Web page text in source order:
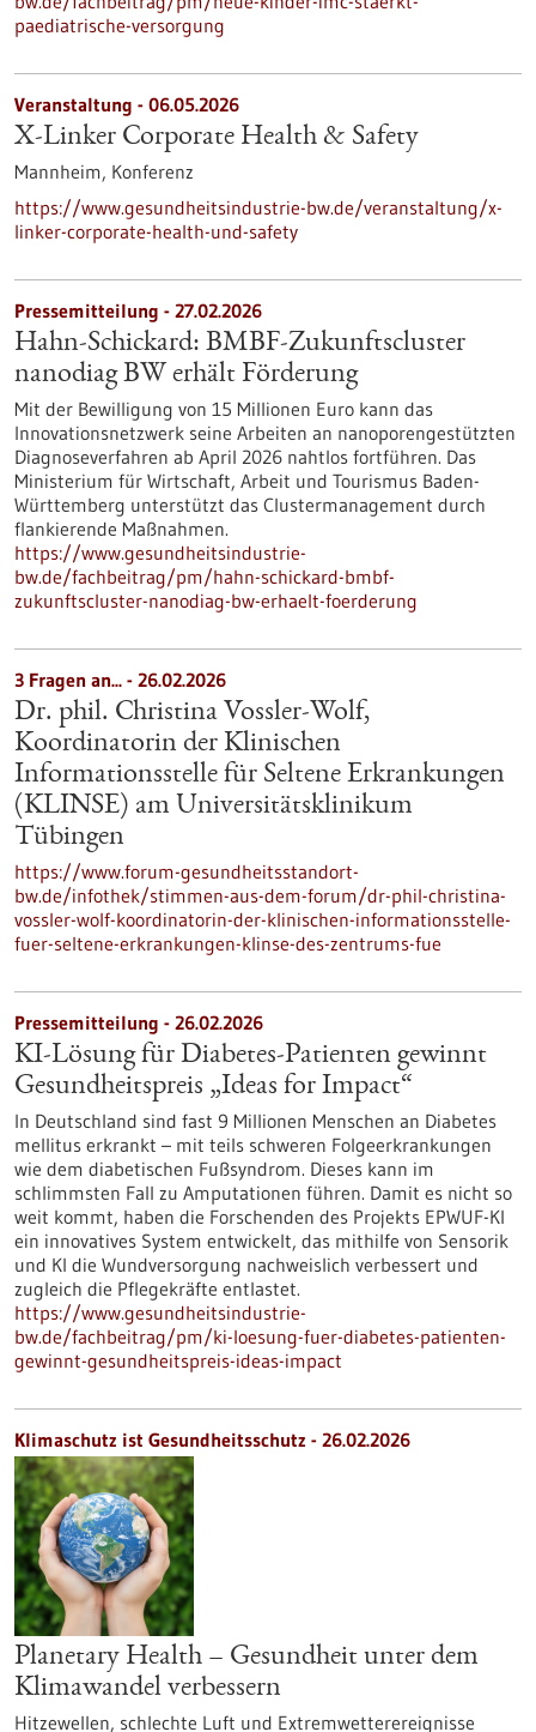
paediatrische-versorgung
Veranstaltung - 06.05.2026
X-Linker Corporate Health & Safety
Mannheim, Konferenz
https://www.gesundheitsindustrie-bw.de/veranstaltung/x-
linker-corporate-health-und-safety
Pressemitteilung - 27.02.2026
Hahn-Schickard: BMBF-Zukunftscluster
nanodiag BW erhält Förderung
Mit der Bewilligung von 15 Millionen Euro kann das
Innovationsnetzwerk seine Arbeiten an nanoporengestützten
Diagnoseverfahren ab April 2026 nahtlos fortführen. Das
Ministerium für Wirtschaft, Arbeit und Tourismus Baden-
Württemberg unterstützt das Clustermanagement durch
flankierende Maßnahmen.
https://www.gesundheitsindustrie-
bw.de/fachbeitrag/pm/hahn-schickard-bmbf-
zukunftscluster-nanodiag-bw-erhaelt-foerderung
3 Fragen an... - 26.02.2026
Dr. phil. Christina Vossler-Wolf,
Koordinatorin der Klinischen
Informationsstelle für Seltene Erkrankungen
(KLINSE) am Universitätsklinikum
Tübingen
https://www.forum-gesundheitsstandort-
bw.de/infothek/stimmen-aus-dem-forum/dr-phil-christina-
vossler-wolf-koordinatorin-der-klinischen-informationsstelle-
fuer-seltene-erkrankungen-klinse-des-zentrums-fue
Pressemitteilung - 26.02.2026
KI-Lösung für Diabetes-Patienten gewinnt
Gesundheitspreis „Ideas for Impact“
In Deutschland sind fast 9 Millionen Menschen an Diabetes
mellitus erkrankt – mit teils schweren Folgeerkrankungen
wie dem diabetischen Fußsyndrom. Dieses kann im
schlimmsten Fall zu Amputationen führen. Damit es nicht so
weit kommt, haben die Forschenden des Projekts EPWUF-KI
ein innovatives System entwickelt, das mithilfe von Sensorik
und KI die Wundversorgung nachweislich verbessert und
zugleich die Pflegekräfte entlastet.
https://www.gesundheitsindustrie-
bw.de/fachbeitrag/pm/ki-loesung-fuer-diabetes-patienten-
gewinnt-gesundheitspreis-ideas-impact
Klimaschutz ist Gesundheitsschutz - 26.02.2026
Planetary Health – Gesundheit unter dem
Klimawandel verbessern
Hitzewellen, schlechte Luft und Extremwetterereignisse